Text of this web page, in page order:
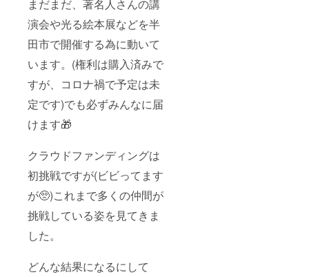
まだまだ、著名人さんの講
演会や光る絵本展などを半
田市で開催する為に動いて
います。(権利は購入済みで
すが、コロナ禍で予定は未
定です)でも必ずみんなに届
けます🎁
クラウドファンディングは
初挑戦ですが(ビビってます
が🥺)これまで多くの仲間が
挑戦している姿を見てきま
した。
どんな結果になるにして